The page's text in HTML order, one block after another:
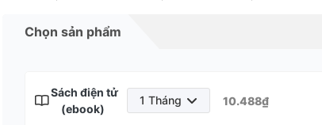
Chọn sản phẩm
Sách điện tử
(ebook)
1 Tháng 10.488₫